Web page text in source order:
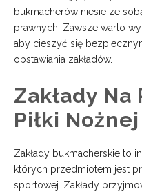
bukmacherów niesie ze
prawnych. Zawsze warto
aby cieszyć się
obstawiania zakładów.
Zakłady
Piłki Nożnej
Zakłady bukmacherskie to
których przedmiotem jest
sportowej. Zakłady